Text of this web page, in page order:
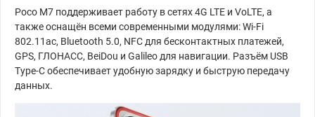
Poco M7 поддерживает работу в сетях 4G LTE и VoLTE, а
также оснащён всеми современными модулями: Wi-Fi
802.11ac, Bluetooth 5.0, NFC для бесконтактных платежей,
GPS, ГЛОНАСС, BeiDou и Galileo для навигации. Разъём USB
Type-C обеспечивает удобную зарядку и быструю передачу
данных.